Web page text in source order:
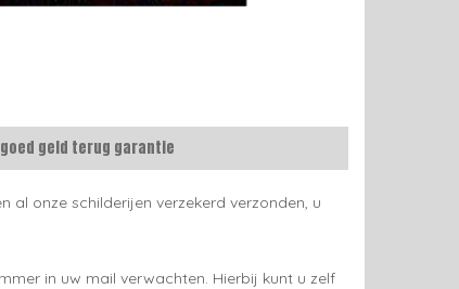
geld terug garantie
al onze schilderijen verzekerd verzonden, u
in uw mail verwachten. Hierbij kunt u zelf